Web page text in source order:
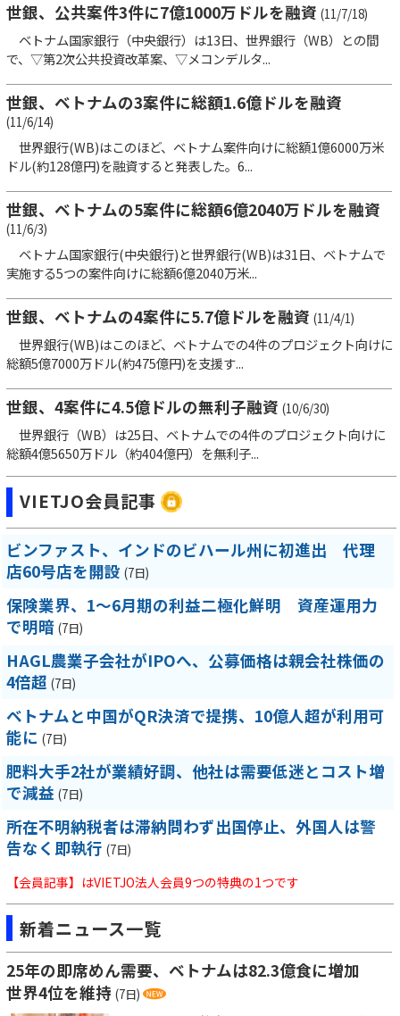
世銀、公共案件3件に7億1000万ドルを融資 (11/7/18)
ベトナム国家銀行（中央銀行）は13日、世界銀行（WB）との間
で、▽第2次公共投資改革案、▽メコンデルタ...
世銀、ベトナムの3案件に総額1.6億ドルを融資
(11/6/14)
世界銀行(WB)はこのほど、ベトナム案件向けに総額1億6000万米
ドル(約128億円)を融資すると発表した。6...
世銀、ベトナムの5案件に総額6億2040万ドルを融資
(11/6/3)
ベトナム国家銀行(中央銀行)と世界銀行(WB)は31日、ベトナムで
実施する5つの案件向けに総額6億2040万米...
世銀、ベトナムの4案件に5.7億ドルを融資 (11/4/1)
世界銀行(WB)はこのほど、ベトナムでの4件のプロジェクト向けに
総額5億7000万ドル(約475億円)を支援す...
世銀、4案件に4.5億ドルの無利子融資 (10/6/30)
世界銀行（WB）は25日、ベトナムでの4件のプロジェクト向けに
総額4億5650万ドル（約404億円）を無利子...
VIETJO会員記事
ビンファスト、インドのビハール州に初進出 代理
店60号店を開設 (7日)
保険業界、1～6月期の利益二極化鮮明 資産運用力
で明暗 (7日)
HAGL農業子会社がIPOへ、公募価格は親会社株価の
4倍超 (7日)
ベトナムと中国がQR決済で提携、10億人超が利用可
能に (7日)
肥料大手2社が業績好調、他社は需要低迷とコスト増
で減益 (7日)
所在不明納税者は滞納問わず出国停止、外国人は警
告なく即執行 (7日)
【会員記事】はVIETJO法人会員9つの特典の1つです
新着ニュース一覧
25年の即席めん需要、ベトナムは82.3億食に増加
世界4位を維持 (7日)